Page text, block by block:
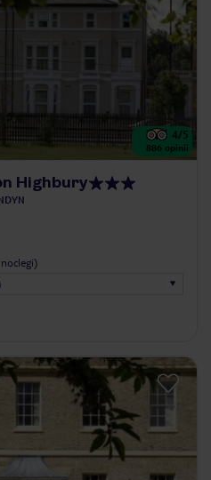
4/5
886 opinii
Highbury